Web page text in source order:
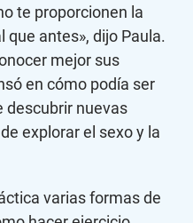
te proporcionen la
antes», dijo Paula.
mejor sus
en cómo podía ser
descubrir nuevas
explorar el sexo y la
varias formas de